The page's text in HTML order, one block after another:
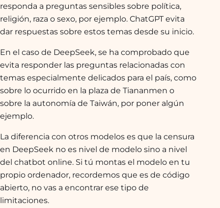
responda a preguntas sensibles sobre política,
religión, raza o sexo, por ejemplo. ChatGPT evita
dar respuestas sobre estos temas desde su inicio.
En el caso de DeepSeek, se ha comprobado que
evita responder las preguntas relacionadas con
temas especialmente delicados para el país, como
sobre lo ocurrido en la plaza de Tiananmen o
sobre la autonomía de Taiwán, por poner algún
ejemplo.
La diferencia con otros modelos es que la censura
en DeepSeek no es nivel de modelo sino a nivel
del chatbot online. Si tú montas el modelo en tu
propio ordenador, recordemos que es de código
abierto, no vas a encontrar ese tipo de
limitaciones.